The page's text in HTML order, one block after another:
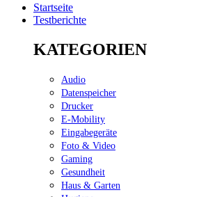
Startseite
Testberichte
KATEGORIEN
Audio
Datenspeicher
Drucker
E-Mobility
Eingabegeräte
Foto & Video
Gaming
Gesundheit
Haus & Garten